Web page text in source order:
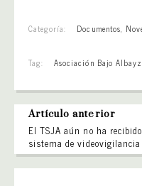
Categoría: Documentos,
Tag: Asociación Bajo
Artículo anterior
El TSJA aún no ha
sistema de